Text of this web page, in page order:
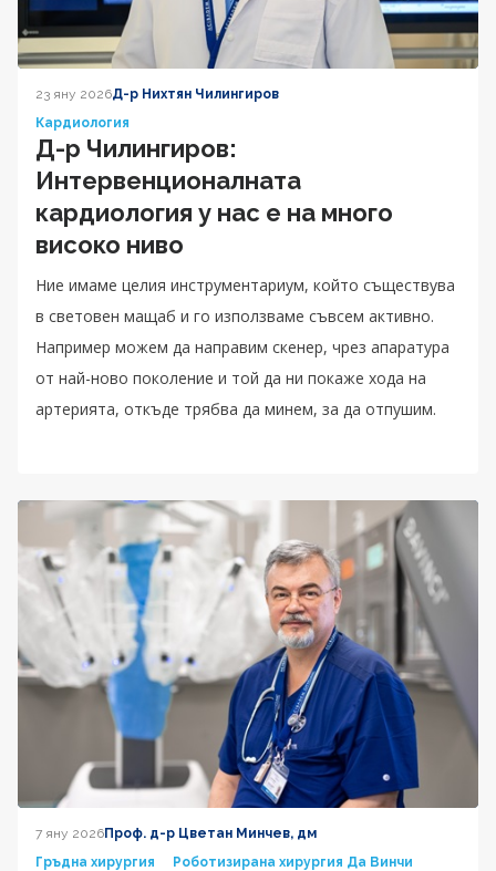
23 яну 2026Д-р Нихтян Чилингиров
Кардиология
Д-р Чилингиров:
Интервенционалната
кардиология у нас е на много
високо ниво
Ние имаме целия инструментариум, който съществува
в световен мащаб и го използваме съвсем активно.
Например можем да направим скенер, чрез апаратура
от най-ново поколение и той да ни покаже хода на
артерията, откъде трябва да минем, за да отпушим.
7 яну 2026Проф. д-р Цветан Минчев, дм
Гръдна хирургия
Роботизирана хирургия Да Винчи